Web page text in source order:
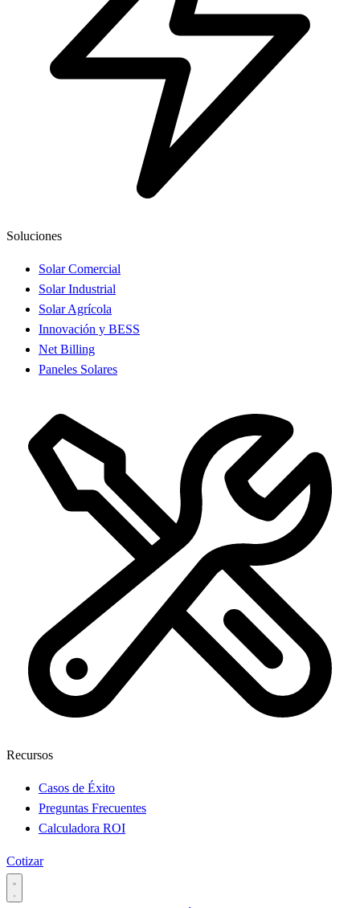
Soluciones
Solar Comercial
Solar Industrial
Solar Agrícola
Innovación y BESS
Net Billing
Paneles Solares
Recursos
Casos de Éxito
Preguntas Frecuentes
Calculadora ROI
Cotizar